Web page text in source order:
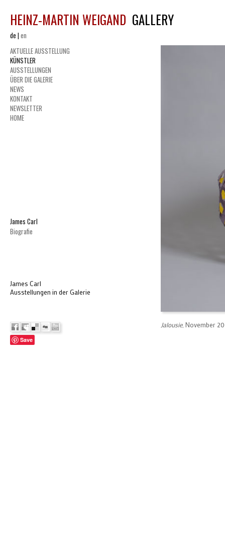
HEINZ-MARTIN WEIGAND GALLERY
de |en
AKTUELLE AUSSTELLUNG
KÜNSTLER
AUSSTELLUNGEN
ÜBER DIE GALERIE
NEWS
KONTAKT
NEWSLETTER
HOME
James Carl
Biografie
James Carl
Ausstellungen in der Galerie
Save
Jalousie, November